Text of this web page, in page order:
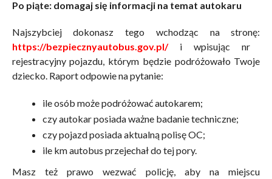
Po piąte: domagaj się informacji na temat autokaru
Najszybciej dokonasz tego wchodząc na stronę:
https://bezpiecznyautobus.gov.pl/i wpisując nr
rejestracyjny pojazdu, którym będzie podróżowało Twoje
dziecko. Raport odpowie na pytanie:
ile osób może podróżować autokarem;
czy autokar posiada ważne badanie techniczne;
czy pojazd posiada aktualną polisę OC;
ile km autobus przejechał do tej pory.
Masz też prawo wezwać policję, aby na miejscu